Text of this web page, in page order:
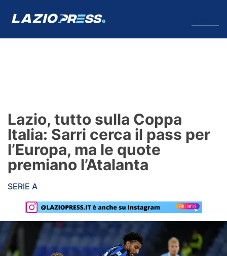
Formello
Infortuni
Primavera
Lazio Women
Rassegna Lazio
Lazio, tutto sulla Coppa
Italia: Sarri cerca il pass per
l’Europa, ma le quote
premiano l’Atalanta
SERIE A